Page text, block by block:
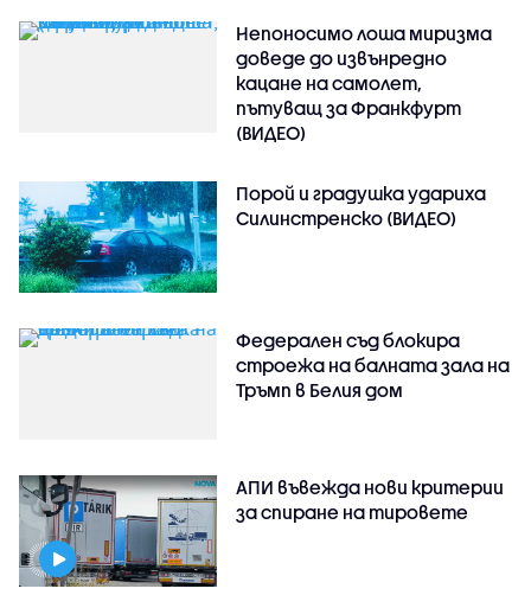
Непоносимо лоша миризма
доведе до извънредно
кацане на самолет,
пътуващ за Франкфурт
(ВИДЕО)
Порой и градушка удариха
Силинстренско (ВИДЕО)
Федерален съд блокира
строежа на балната зала на
Тръмп в Белия дом
АПИ въвежда нови критерии
за спиране на тировете